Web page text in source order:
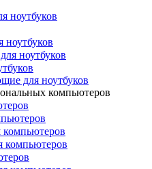
ноутбуков
ноутбуков
для ноутбуков
компьютеров
компьютеров